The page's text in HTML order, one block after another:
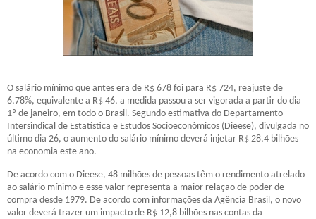
O salário mínimo que antes era de R$ 678 foi para R$ 724, reajuste de
6,78%, equivalente a R$ 46, a medida passou a ser vigorada a partir do dia
1º de janeiro, em todo o Brasil. Segundo estimativa do Departamento
Intersindical de Estatística e Estudos Socioeconômicos (Dieese), divulgada no
último dia 26, o aumento do salário mínimo deverá injetar R$ 28,4 bilhões
na economia este ano.
De acordo com o Dieese, 48 milhões de pessoas têm o rendimento atrelado
ao salário mínimo e esse valor representa a maior relação de poder de
compra desde 1979. De acordo com informações da Agência Brasil, o novo
valor deverá trazer um impacto de R$ 12,8 bilhões nas contas da